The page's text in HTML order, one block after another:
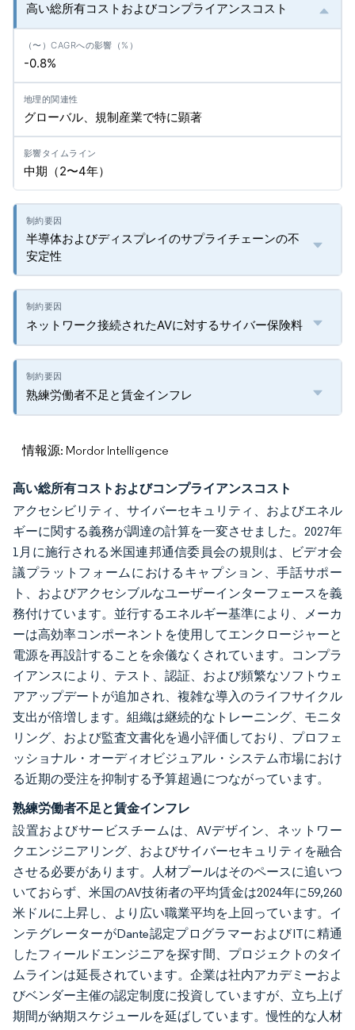
高い総所有コストおよびコンプライアンスコスト
-0.8%
グローバル、規制産業で特に顕著
中期（2〜4年）
半導体およびディスプレイのサプライチェーンの不
安定性
ネットワーク接続されたAVに対するサイバー保険料
熟練労働者不足と賃金インフレ
情報源: Mordor Intelligence
高い総所有コストおよびコンプライアンスコスト
アクセシビリティ、サイバーセキュリティ、およびエネル
ギーに関する義務が調達の計算を一変させました。2027年
1月に施行される米国連邦通信委員会の規則は、ビデオ会
議プラットフォームにおけるキャプション、手話サポー
ト、およびアクセシブルなユーザーインターフェースを義
務付けています。並行するエネルギー基準により、メーカ
ーは高効率コンポーネントを使用してエンクロージャーと
電源を再設計することを余儀なくされています。コンプラ
イアンスにより、テスト、認証、および頻繁なソフトウェ
アアップデートが追加され、複雑な導入のライフサイクル
支出が倍増します。組織は継続的なトレーニング、モニタ
リング、および監査文書化を過小評価しており、プロフェ
ッショナル・オーディオビジュアル・システム市場におけ
る近期の受注を抑制する予算超過につながっています。
熟練労働者不足と賃金インフレ
設置およびサービスチームは、AVデザイン、ネットワー
クエンジニアリング、およびサイバーセキュリティを融合
させる必要があります。人材プールはそのペースに追いつ
いておらず、米国のAV技術者の平均賃金は2024年に59,260
米ドルに上昇し、より広い職業平均を上回っています。イ
ンテグレーターがDante認定プログラマーおよびITに精通
したフィールドエンジニアを探す間、プロジェクトのタイ
ムラインは延長されています。企業は社内アカデミーおよ
びベンダー主催の認定制度に投資していますが、立ち上げ
期間が納期スケジュールを延ばしています。慢性的な人材